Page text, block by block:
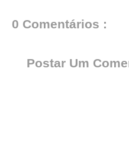
0 Comentários :
Postar Um